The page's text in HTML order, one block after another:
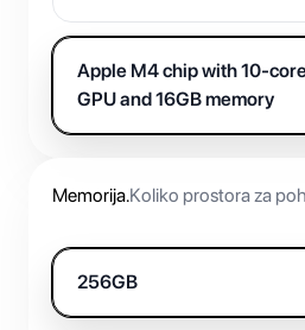
Apple M4 chip with 10-
GPU and 16GB memory
Memorija.Koliko prostora za
256GB